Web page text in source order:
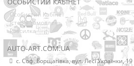
Особистий Кабінет
Історія замовлень
Розсилка
AUTO-ART.COM.UA
с. Соф. Борщагівка, вул. Лесі Українки, 19